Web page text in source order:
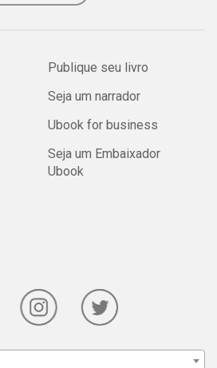
Publique seu livro
Seja um narrador
Ubook for business
Seja um Embaixador
Ubook